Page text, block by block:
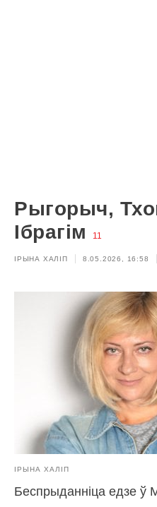
Рыгорыч,
Ібрагім
11
ІРЫНА ХАЛІП 8.05.2026, 16:58
ІРЫНА ХАЛІП
Беспрыданніца едзе ў